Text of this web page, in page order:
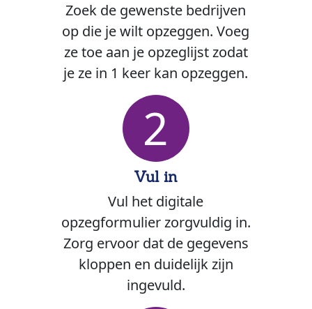
Zoek de gewenste bedrijven
op die je wilt opzeggen. Voeg
ze toe aan je opzeglijst zodat
je ze in 1 keer kan opzeggen.
2
Vul in
Vul het digitale
opzegformulier zorgvuldig in.
Zorg ervoor dat de gegevens
kloppen en duidelijk zijn
ingevuld.